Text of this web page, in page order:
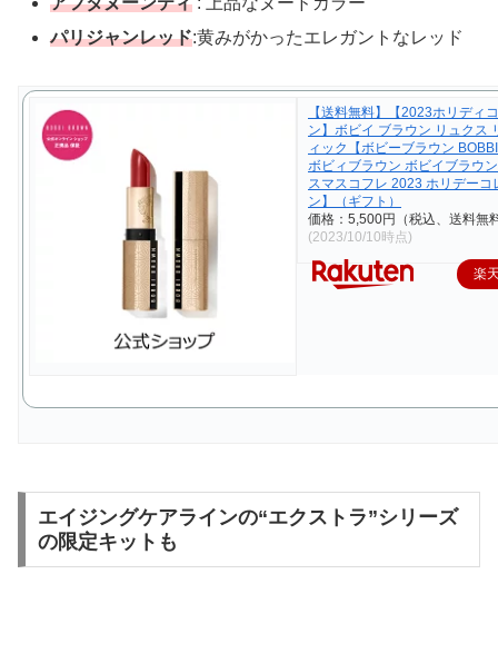
パリジャンレッド:黄みがかったエレガントなレッド
【送料無料】【2023ホリディ
ン】ボビイ ブラウン リュクス
ィック【ボビーブラウン
ボビィブラウン ボビイブラウ
スマスコフレ 2023 ホリデーコ
ン】（ギフト）
価格：5,500円（税込、送料無
(2023/10/10時点)
楽
エイジングケアラインの“エクストラ”シリーズ
の限定キットも